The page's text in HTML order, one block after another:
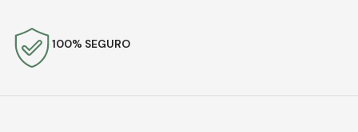
100% SEGURO